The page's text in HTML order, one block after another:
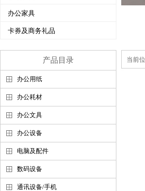
办公家具
卡券及商务礼品
产品目录
办公用纸
办公耗材
办公文具
办公设备
电脑及配件
数码设备
通讯设备/手机
当前